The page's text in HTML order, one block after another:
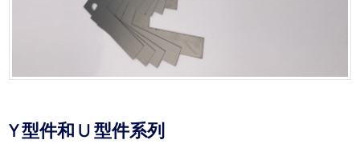
Y 型件和 U 型件系列